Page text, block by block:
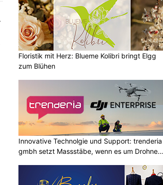
Floristik mit Herz: Blueme Kolibri bringt Elgg
zum Blühen
Innovative Technolgie und Support: trenderia
gmbh setzt Massstäbe, wenn es um Drohnen